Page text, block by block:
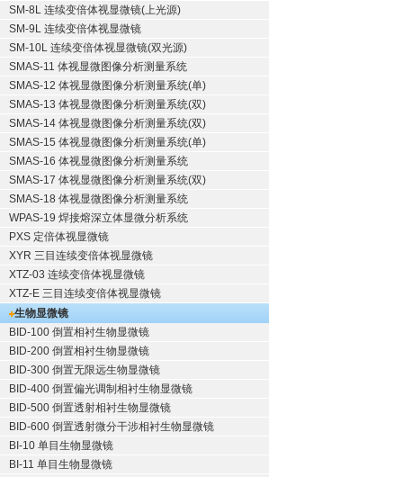
SM-8L 连续变倍体视显微镜(上光源)
SM-9L 连续变倍体视显微镜
SM-10L 连续变倍体视显微镜(双光源)
SMAS-11 体视显微图像分析测量系统
SMAS-12 体视显微图像分析测量系统(单)
SMAS-13 体视显微图像分析测量系统(双)
SMAS-14 体视显微图像分析测量系统(双)
SMAS-15 体视显微图像分析测量系统(单)
SMAS-16 体视显微图像分析测量系统
SMAS-17 体视显微图像分析测量系统(双)
SMAS-18 体视显微图像分析测量系统
WPAS-19 焊接熔深立体显微分析系统
PXS 定倍体视显微镜
XYR 三目连续变倍体视显微镜
XTZ-03 连续变倍体视显微镜
XTZ-E 三目连续变倍体视显微镜
生物显微镜
BID-100 倒置相衬生物显微镜
BID-200 倒置相衬生物显微镜
BID-300 倒置无限远生物显微镜
BID-400 倒置偏光调制相衬生物显微镜
BID-500 倒置透射相衬生物显微镜
BID-600 倒置透射微分干涉相衬生物显微镜
BI-10 单目生物显微镜
BI-11 单目生物显微镜